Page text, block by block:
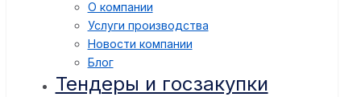
О компании
Услуги производства
Новости компании
Блог
Тендеры и госзакупки